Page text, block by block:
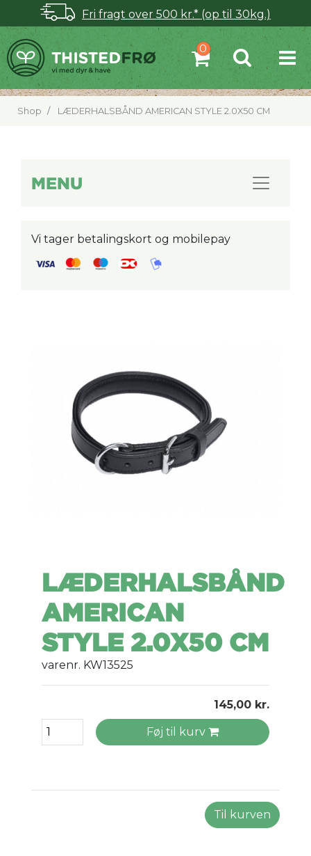
Fri fragt over 500 kr.* (op til 30kg.)
Shop LÆDERHALSBÅND AMERICAN STYLE 2.0X50 CM
MENU
Vi tager betalingskort og mobilepay
LÆDERHALSBÅND
AMERICAN
STYLE 2.0X50 CM
varenr. KW13525
145,00 kr.
Føj til kurv
Til kurven